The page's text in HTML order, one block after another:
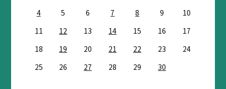
4
5 6 7 8 9
10
11
12 13 14 15 16
17
18
19 20 21 22 23
24
25
26 27 28 29 30